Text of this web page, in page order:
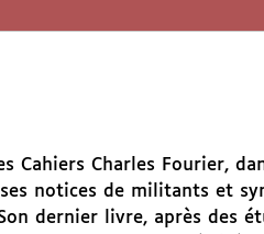
Cahiers Charles Fourier,
notices de militants et
dernier livre, après des